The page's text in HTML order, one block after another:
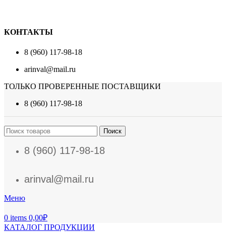
КОНТАКТЫ
8 (960) 117-98-18
arinval@mail.ru
ТОЛЬКО ПРОВЕРЕННЫЕ ПОСТАВЩИКИ
8 (960) 117-98-18
Поиск
8 (960) 117-98-18
arinval@mail.ru
Меню
0 items 0,00₽
КАТАЛОГ ПРОДУКЦИИ